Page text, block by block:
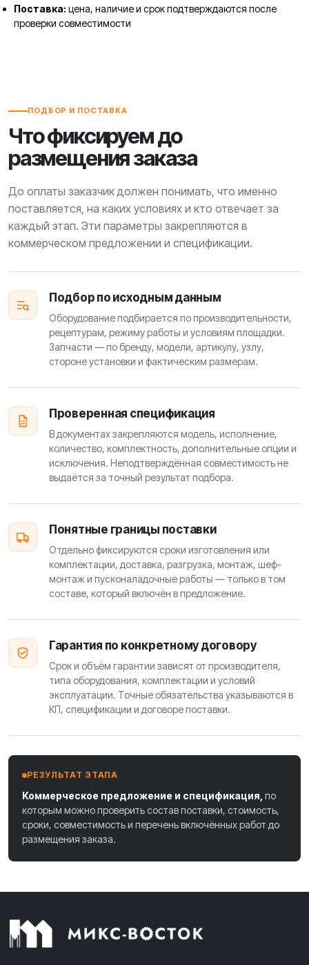
Поставка: цена, наличие и срок подтверждаются после
проверки совместимости
ПОДБОР И ПОСТАВКА
Что фиксируем до
размещения заказа
До оплаты заказчик должен понимать, что именно
поставляется, на каких условиях и кто отвечает за
каждый этап. Эти параметры закрепляются в
коммерческом предложении и спецификации.
Подбор по исходным данным
Оборудование подбирается по производительности,
рецептурам, режиму работы и условиям площадки.
Запчасти — по бренду, модели, артикулу, узлу,
стороне установки и фактическим размерам.
Проверенная спецификация
В документах закрепляются модель, исполнение,
количество, комплектность, дополнительные опции и
исключения. Неподтверждённая совместимость не
выдаётся за точный результат подбора.
Понятные границы поставки
Отдельно фиксируются сроки изготовления или
комплектации, доставка, разгрузка, монтаж, шеф-
монтаж и пусконаладочные работы — только в том
составе, который включён в предложение.
Гарантия по конкретному договору
Срок и объём гарантии зависят от производителя,
типа оборудования, комплектации и условий
эксплуатации. Точные обязательства указываются в
КП, спецификации и договоре поставки.
РЕЗУЛЬТАТ ЭТАПА
Коммерческое предложение и спецификация, по
которым можно проверить состав поставки, стоимость,
сроки, совместимость и перечень включённых работ до
размещения заказа.